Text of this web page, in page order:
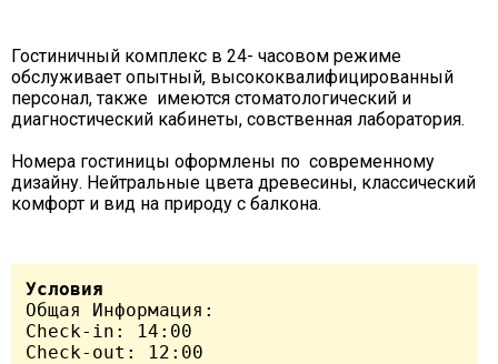
Гостиничный комплекс в 24- часовом режиме
обслуживает опытный, высококвалифицированный
персонал, также имеются стоматологический и
диагностический кабинеты, совственная лаборатория.
Номера гостиницы оформлены по современному
дизайну. Нейтральные цвета древесины, классический
комфорт и вид на природу с балкона.
Условия
Общая Информация:
Сheck-in: 14:00
Check-out: 12:00